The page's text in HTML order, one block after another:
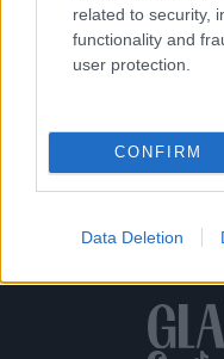
related to security,
functionality and
user protection.
CONFIRM
Data Deletion
is jól érezzem
ÉLETMÓD
Nem kell
lassítsd az